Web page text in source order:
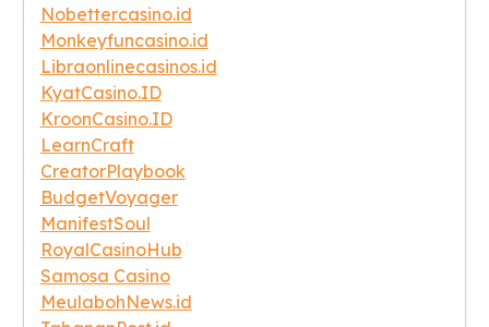
Nobettercasino.id
Monkeyfuncasino.id
Libraonlinecasinos.id
KyatCasino.ID
KroonCasino.ID
LearnCraft
CreatorPlaybook
BudgetVoyager
ManifestSoul
RoyalCasinoHub
Samosa Casino
MeulabohNews.id